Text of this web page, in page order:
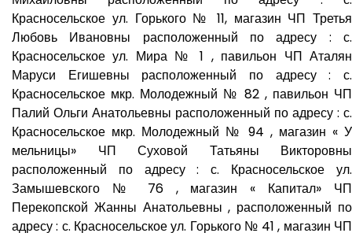
Красносельское ул. Горького № 11, магазин ЧП Третья
Любовь Ивановны расположенный по адресу : с.
Красносельское ул. Мира № 1 , павильон ЧП Аталян
Маруси Егишевны расположенный по адресу : с.
Красносельское мкр. Молодежный № 82 , павильон ЧП
Палий Ольги Анатольевны расположенный по адресу : с.
Красносельское мкр. Молодежный № 94 , магазин « У
мельницы» ЧП Суховой Татьяны Викторовны
расположенный по адресу : с. Красносельское ул.
Замышевского № 76 , магазин « Капитал» ЧП
Перекопской Жанны Анатольевны , расположенный по
адресу : с. Красносельское ул. Горького № 41 , магазин ЧП